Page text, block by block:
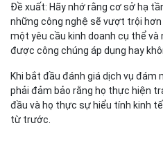
Đề xuất: Hãy nhớ rằng cơ sở hạ
những công nghệ sẽ vượt trội
một yêu cầu kinh doanh cụ thể và
được công chúng áp dụng hay
Khi bắt đầu đánh giá dịch vụ đám
phải đảm bảo rằng họ thực hiện
đầu và họ thực sự hiểu tính kinh
từ trước.